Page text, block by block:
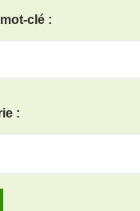
clé :
: